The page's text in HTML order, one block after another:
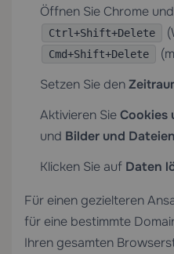
Öffnen Sie Chrome
Ctrl+Shift+Delete
Cmd+Shift+Delete
Setzen Sie den
Aktivieren SieCookies
und Bilder und
Klicken Sie auf Daten
Für einen gezielteren
für eine bestimmte
Ihren gesamten